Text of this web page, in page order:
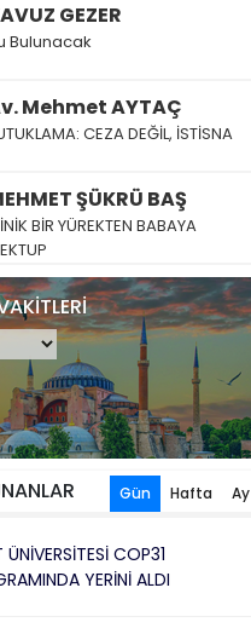
GEZER
Bulunacak
Mehmet AYTAÇ
CEZA DEĞİL, İSTİSNA
ŞÜKRÜ BAŞ
BİR YÜREKTEN BABAYA
Gün Hafta Ay
ÜNİVERSİTESİ COP31
YERİNİ ALDI